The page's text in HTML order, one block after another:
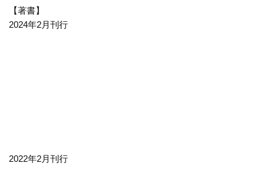
【著書】
2024年2月刊行
2022年2月刊行